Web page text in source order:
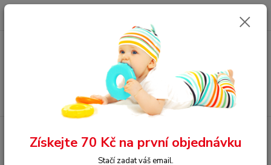
Hledat
0,00 Kč
Mikinka s kapucí
Získejte 70 Kč na první objednávku
Stačí zadat váš email.